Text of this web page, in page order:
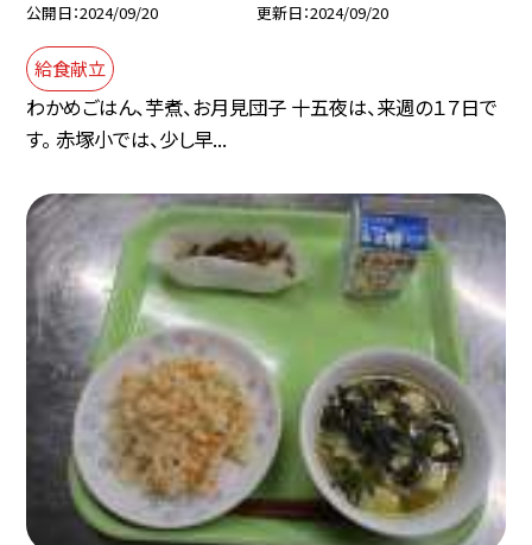
公開日 2024/09/20 更新日 2024/09/20
給食献立
わかめごはん、芋煮、お月見団子 十五夜は、来週の１７日で
す。 赤塚小では、少し早...